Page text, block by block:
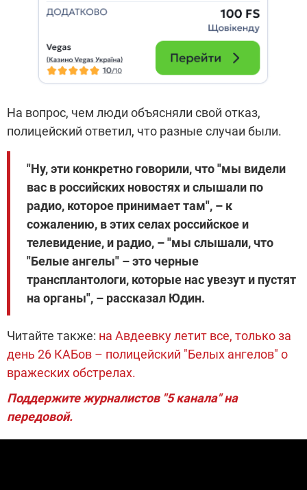
На вопрос, чем люди объясняли свой отказ,
полицейский ответил, что разные случаи были.
"Ну, эти конкретно говорили, что "мы видели
вас в российских новостях и слышали по
радио, которое принимает там", – к
сожалению, в этих селах российское и
телевидение, и радио, – "мы слышали, что
"Белые ангелы" – это черные
трансплантологи, которые нас увезут и пустят
на органы", – рассказал Юдин.
Читайте также: на Авдеевку летит все, только за
день 26 КАБов – полицейский "Белых ангелов" о
вражеских обстрелах.
Поддержите журналистов "5 канала" на
передовой.